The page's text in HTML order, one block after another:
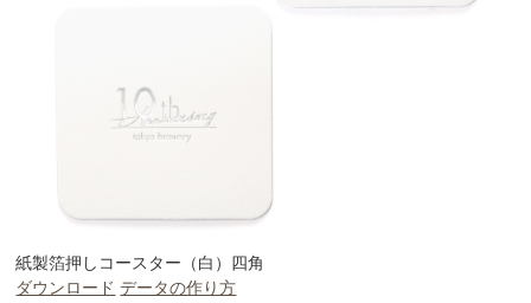
紙製箔押しコースター（白）四角
ダウンロード データの作り方